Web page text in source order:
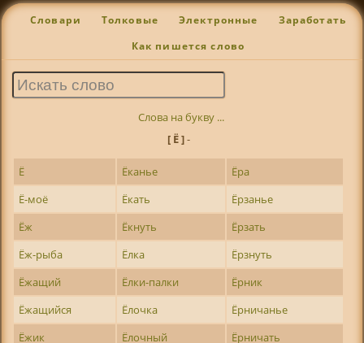
Словари Толковые Электронные Заработать
Как пишется слово
Слова на букву ...
[ Ё ]-
Ё Ёканье
Ёра
Ё-моё
Ёкать
Ёрзанье
Ёж
Ёкнуть
Ёрзать
Ёж-рыба
Ёлка
Ёрзнуть
Ёжащий
Ёлки-палки
Ёрник
Ёжащийся
Ёлочка
Ёрничанье
Ёжик
Ёлочный
Ёрничать